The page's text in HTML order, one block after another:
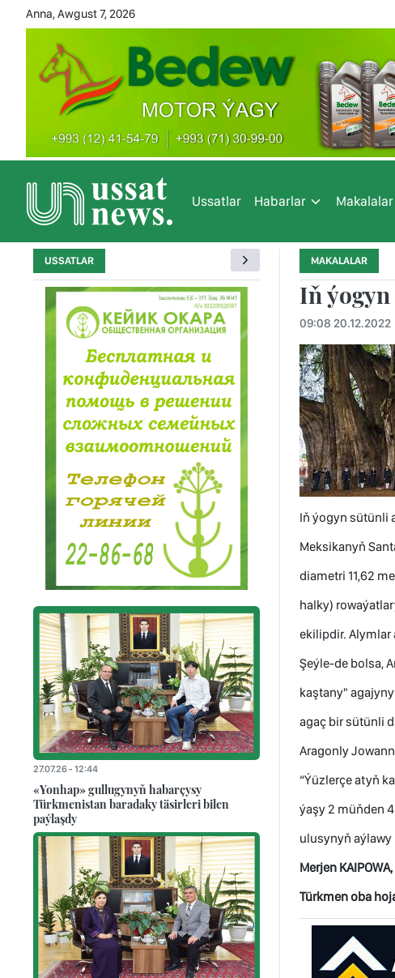
Anna, Awgust 7, 2026
Ussatlar Habarlar Makalalar
MAKALALAR
Iň
09:08 20.12.2022
Iň ýogyn sütünli
Meksikanyň
diametri 11,62
halky)
ekilipdir. Alymlar
Şeýle-de bolsa,
kaştany"
agaç bir sütünli
Aragonly
“Ýüzlerçe atyň
ýaşy 2 müňden
ulusynyň aýlawy
Merjen KAIPOWA,
Türkmen oba
USSATLAR
27.07.26 - 12:44
«Yonhap» gullugynyň habarçysy
Türkmenistan baradaky täsirleri bilen
paýlaşdy